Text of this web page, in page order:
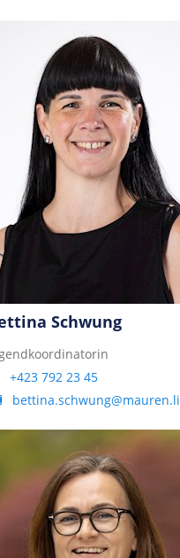
Schwung
+423 792 23 45
bettina.schwung@mauren.li